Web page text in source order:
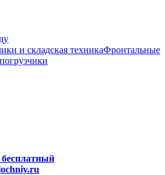
и складская техникаФронтальные
бесплатный